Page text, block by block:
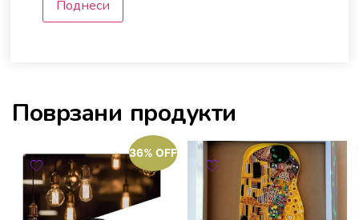
Поврзани продукти
36% OFF